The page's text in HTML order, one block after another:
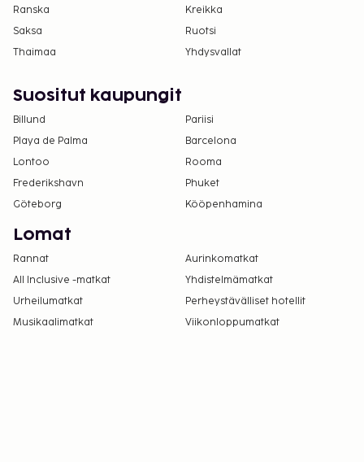
Yhteystiedot löytyvät varausvahvistuksesta.
Kontaktiton uloskirjautuminen on saatavilla.
Tämä majoituspaikka toivottaa tervetulleiksi
suuntautumiseen tai sukupuoli-identiteettiin
katsomatta (LGBTQ+ -ystävällinen).
Ranska
Kreikka
Saksa
Ruotsi
Thaimaa
Yhdysvallat
Suositut kaupungit
Billund
Pariisi
Playa de Palma
Barcelona
Lontoo
Rooma
Frederikshavn
Phuket
Göteborg
Kööpenhamina
Lomat
Rannat
Aurinkomatkat
All Inclusive -matkat
Yhdistelmämatkat
Urheilumatkat
Perheystävälliset hotellit
Musikaalimatkat
Viikonloppumatkat